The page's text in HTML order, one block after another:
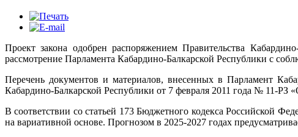
Проект закона одобрен распоряжением Правительства
рассмотрение Парламента Кабардино-Балкарской Республики с
Перечень документов и материалов, внесенных в Парламент
Кабардино-Балкарской Республики от 7 февраля 2011 года № 11-
В соответствии со статьей 173 Бюджетного кодекса Российской
на вариативной основе. Прогнозом в 2025-2027 годах